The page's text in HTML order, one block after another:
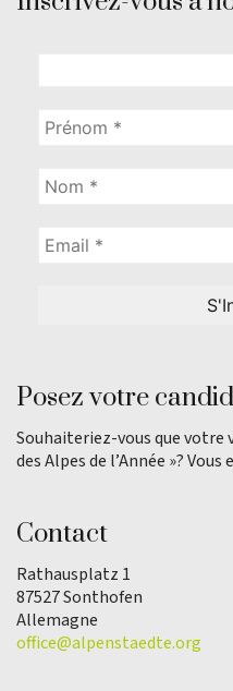
Posez votre
Souhaiteriez-vous que votre
des Alpes de l’Année »?
Contact
Rathausplatz 1
87527 Sonthofen
Allemagne
office@alpenstaedte.org